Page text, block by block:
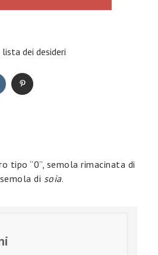
dei desideri
tipo “0”, semola rimacinata di
di soia.